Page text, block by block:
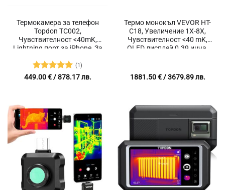
Термокамера за телефон
Topdon TC002,
Чувствителност <40mK,
Lightning порт за iPhone, За
инспекция
Оценено с
(1)
449.00€/ 878.17 лв.
Термо монокъл VEVOR HT-
C18, Увеличение 1X-8X,
Чувствителност <40 mK,
OLED дисплей 0.39 инча,
инспекции и технически
проверки
1881.50€/ 3679.89 лв.